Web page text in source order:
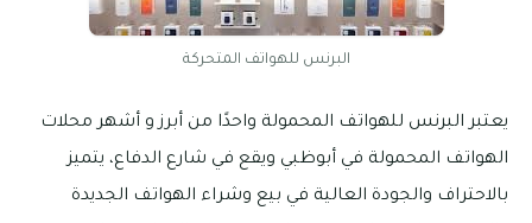
البرنس للهواتف المتحركة
يعتبر البرنس للهواتف المحمولة واحدًا من أبرز و أشهر محلات
الهواتف المحمولة في أبوظبي ويقع في شارع الدفاع، يتميز
بالاحتراف والجودة العالية في بيع وشراء الهواتف الجديدة